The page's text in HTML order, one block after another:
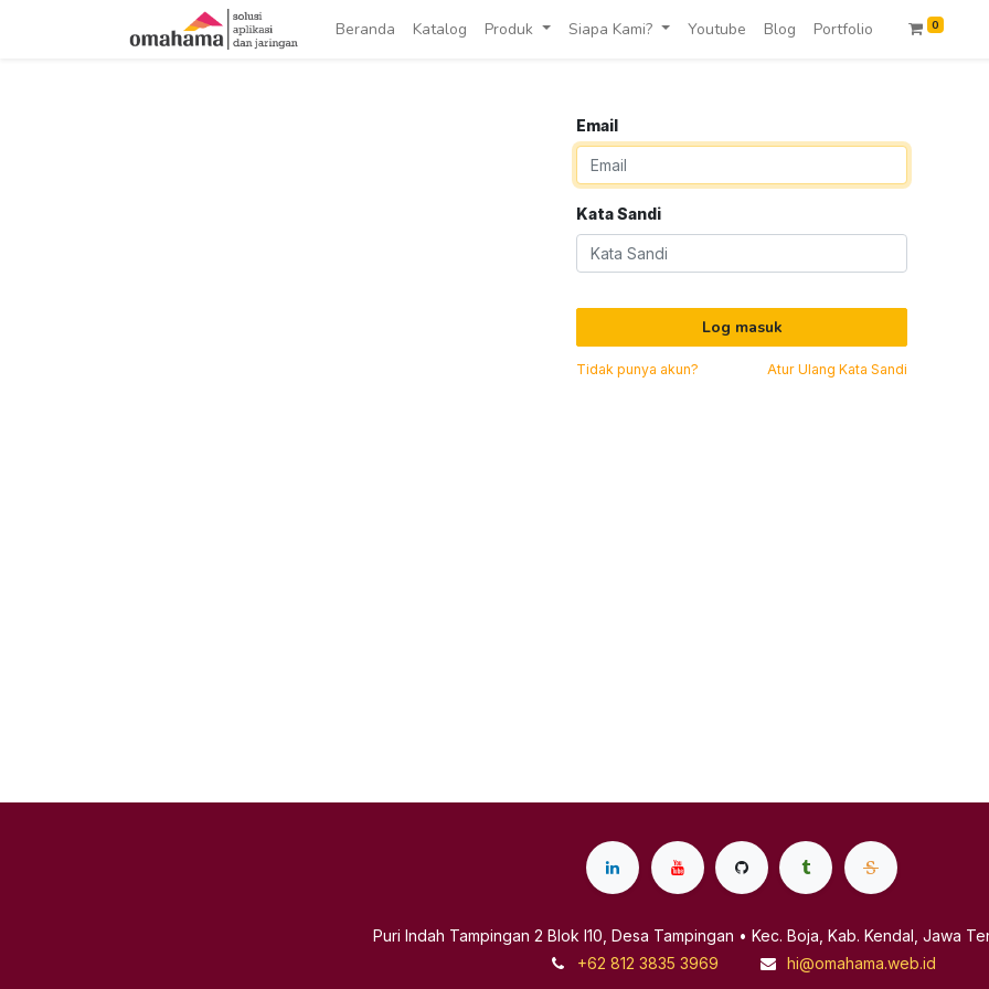
Beranda Katalog Produk Siapa Kami? Youtube Blog Portfolio 0
Email
Kata Sandi
Log masuk
Tidak punya akun? Atur Ulang Kata Sandi
Puri Indah Tampingan 2 Blok I10, Desa Tampingan • Kec. Boja, Kab. Kendal, Jawa
+62 812 3835 3969
hi@omahama.web.id